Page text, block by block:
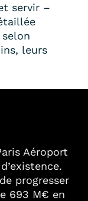
servir –
leurs
Aéroport
progresser
693 M€ en